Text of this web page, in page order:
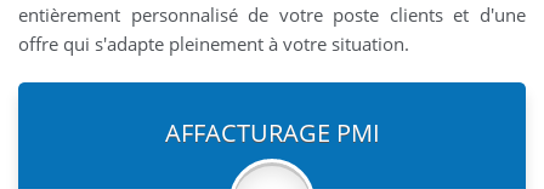
entièrement personnalisé de votre poste clients et d'une
offre qui s'adapte pleinement à votre situation.
AFFACTURAGE PMI